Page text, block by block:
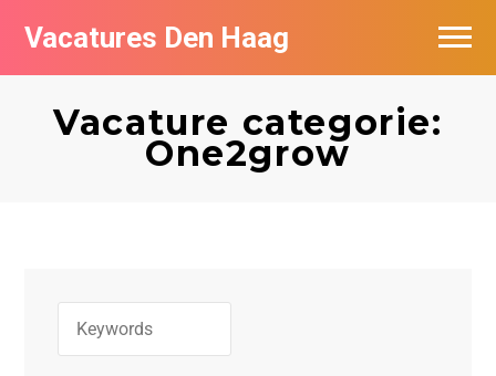
Vacatures Den Haag
Vacature categorie:
One2grow
Vacatures per bedrijf in Den Haag
Populair